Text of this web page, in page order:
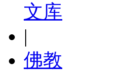
文库
|
佛教